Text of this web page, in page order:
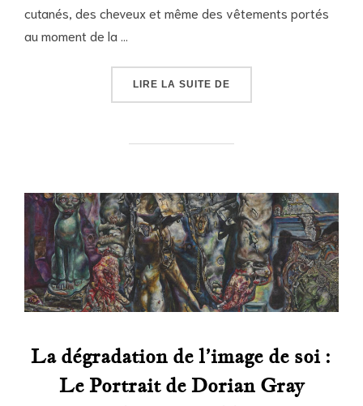
cutanés, des cheveux et même des vêtements portés
au moment de la …
LIRE LA SUITE DE
La dégradation de l’image de soi :
Le Portrait de Dorian Gray